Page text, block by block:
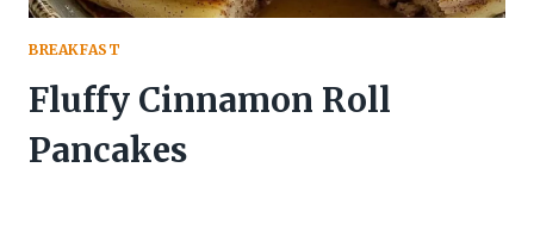
BREAKFAST
Fluffy Cinnamon Roll
Pancakes